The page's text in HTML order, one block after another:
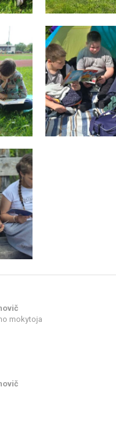
mokytoja